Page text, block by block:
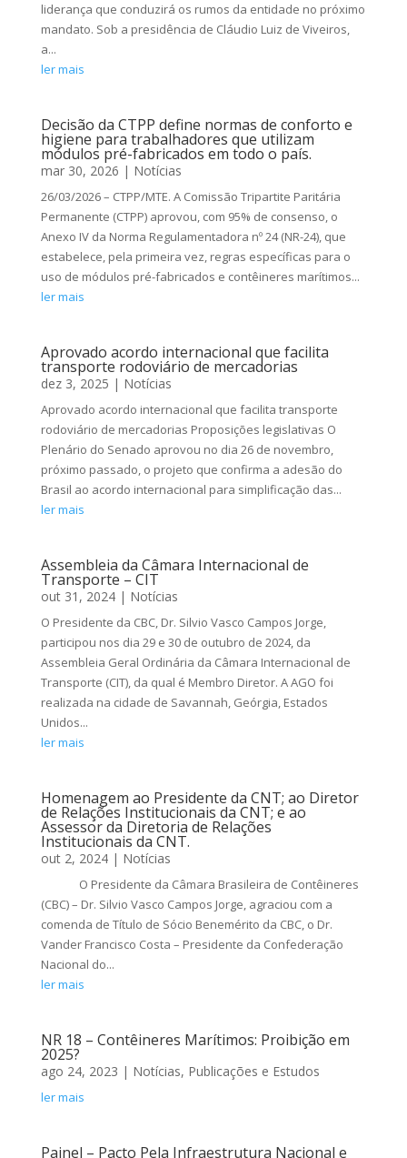
liderança que conduzirá os rumos da entidade no próximo
mandato. Sob a presidência de Cláudio Luiz de Viveiros,
a...
ler mais
Decisão da CTPP define normas de conforto e
higiene para trabalhadores que utilizam
módulos pré-fabricados em todo o país.
mar 30, 2026 | Notícias
26/03/2026 – CTPP/MTE. A Comissão Tripartite Paritária
Permanente (CTPP) aprovou, com 95% de consenso, o
Anexo IV da Norma Regulamentadora nº 24 (NR-24), que
estabelece, pela primeira vez, regras específicas para o
uso de módulos pré-fabricados e contêineres marítimos...
ler mais
Aprovado acordo internacional que facilita
transporte rodoviário de mercadorias
dez 3, 2025 | Notícias
Aprovado acordo internacional que facilita transporte
rodoviário de mercadorias Proposições legislativas O
Plenário do Senado aprovou no dia 26 de novembro,
próximo passado, o projeto que confirma a adesão do
Brasil ao acordo internacional para simplificação das...
ler mais
Assembleia da Câmara Internacional de
Transporte – CIT
out 31, 2024| Notícias
O Presidente da CBC, Dr. Silvio Vasco Campos Jorge,
participou nos dia 29 e 30 de outubro de 2024, da
Assembleia Geral Ordinária da Câmara Internacional de
Transporte (CIT), da qual é Membro Diretor. A AGO foi
realizada na cidade de Savannah, Geórgia, Estados
Unidos...
ler mais
Homenagem ao Presidente da CNT; ao Diretor
de Relações Institucionais da CNT; e ao
Assessor da Diretoria de Relações
Institucionais da CNT.
out 2, 2024| Notícias
O Presidente da Câmara Brasileira de Contêineres
(CBC) – Dr. Silvio Vasco Campos Jorge, agraciou com a
comenda de Título de Sócio Benemérito da CBC, o Dr.
Vander Francisco Costa – Presidente da Confederação
Nacional do...
ler mais
NR 18 – Contêineres Marítimos: Proibição em
2025?
ago 24, 2023 | Notícias, Publicações e Estudos
ler mais
Painel – Pacto Pela Infraestrutura Nacional e